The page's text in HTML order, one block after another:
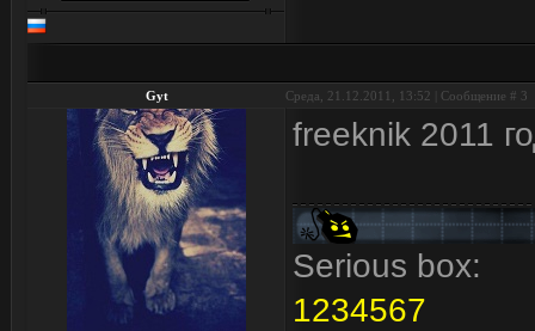
Gyt Среда, 21.12.2011, 13:52 | Сообщение # 3
freeknik 2011
Serious box:
1234567